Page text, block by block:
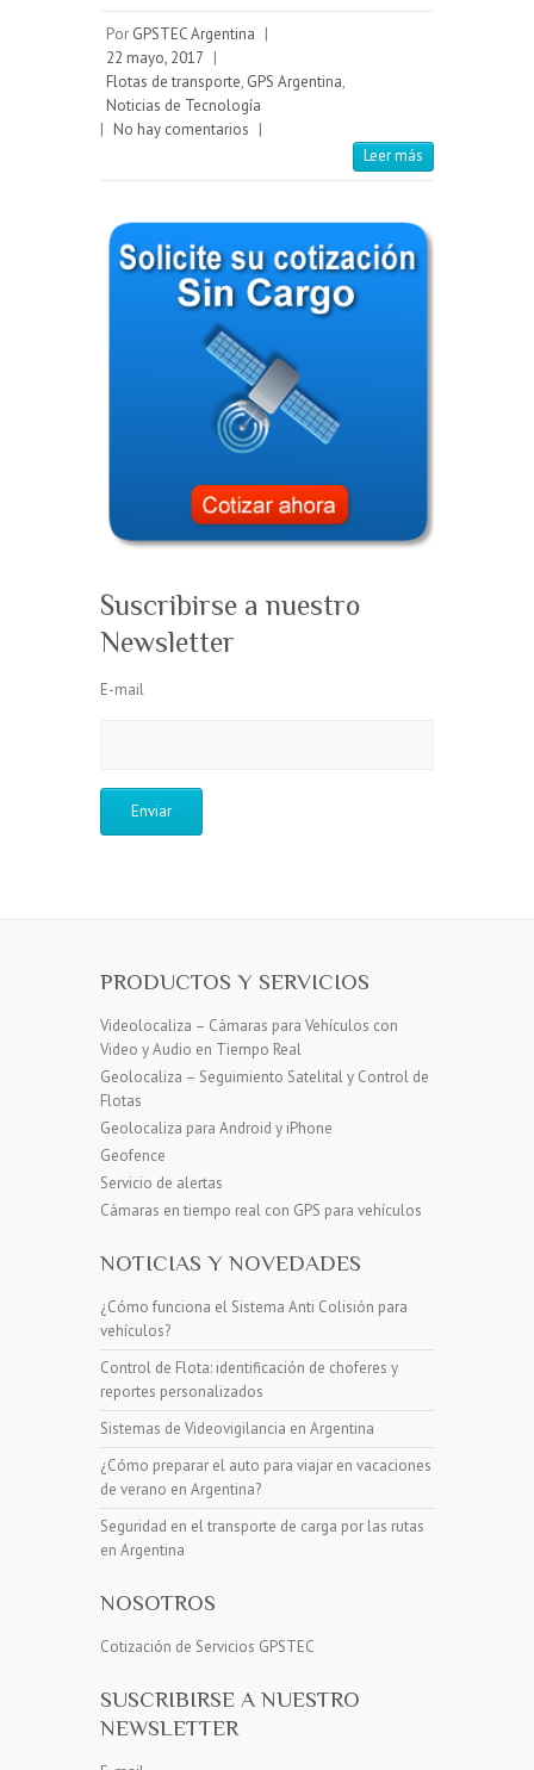
Por GPSTEC Argentina |
22 mayo, 2017 |
Flotas de transporte, GPS Argentina,
Noticias de Tecnología
| No hay comentarios |
Leer más
Suscribirse a nuestro
Newsletter
E-mail
PRODUCTOS Y SERVICIOS
Videolocaliza – Cámaras para Vehículos con
Video y Audio en Tiempo Real
Geolocaliza – Seguimiento Satelital y Control de
Flotas
Geolocaliza para Android y iPhone
Geofence
Servicio de alertas
Cámaras en tiempo real con GPS para vehículos
NOTICIAS Y NOVEDADES
¿Cómo funciona el Sistema Anti Colisión para
vehículos?
Control de Flota: identificación de choferes y
reportes personalizados
Sistemas de Videovigilancia en Argentina
¿Cómo preparar el auto para viajar en vacaciones
de verano en Argentina?
Seguridad en el transporte de carga por las rutas
en Argentina
NOSOTROS
Cotización de Servicios GPSTEC
SUSCRIBIRSE A NUESTRO
NEWSLETTER